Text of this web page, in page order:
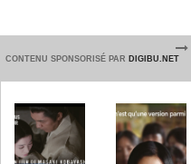
CONTENU SPONSORISÉ PAR DIGIBU.NET